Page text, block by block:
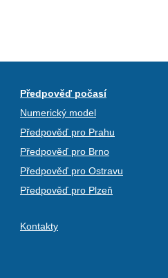
Předpověď počasí
Numerický model
Předpověď pro Prahu
Předpověď pro Brno
Předpověď pro Ostravu
Předpověď pro Plzeň
Kontakty